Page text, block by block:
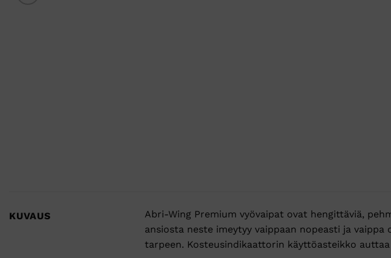
KUVAUS
Abri-Wing Premium vyövaipat ovat hengittäviä,
ansiosta neste imeytyy vaippaan nopeasti ja
tarpeen. Kosteusindikaattorin käyttöasteikko